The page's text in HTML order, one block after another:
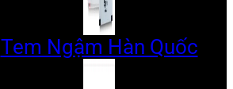
Tem Ngậm Hàn Quốc